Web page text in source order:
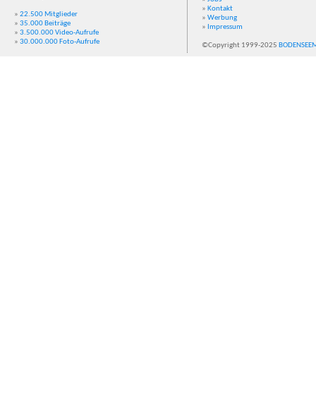
» 22.500 Mitglieder
» 35.000 Beiträge
» 3.500.000 Video-Aufrufe
» 30.000.000 Foto-Aufrufe
» Kontakt
» Werbung
» Impressum
©Copyright 1999-2025